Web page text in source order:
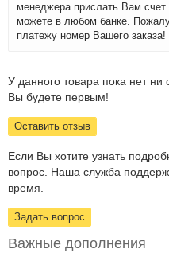
менеджера прислать Вам
можете в любом банке.
платежу номер Вашего заказа!
У данного товара пока нет ни
Вы будете первым!
Оставить отзыв
Если Вы хотите узнать
вопрос. Наша служба
время.
Задать вопрос
Важные дополнения